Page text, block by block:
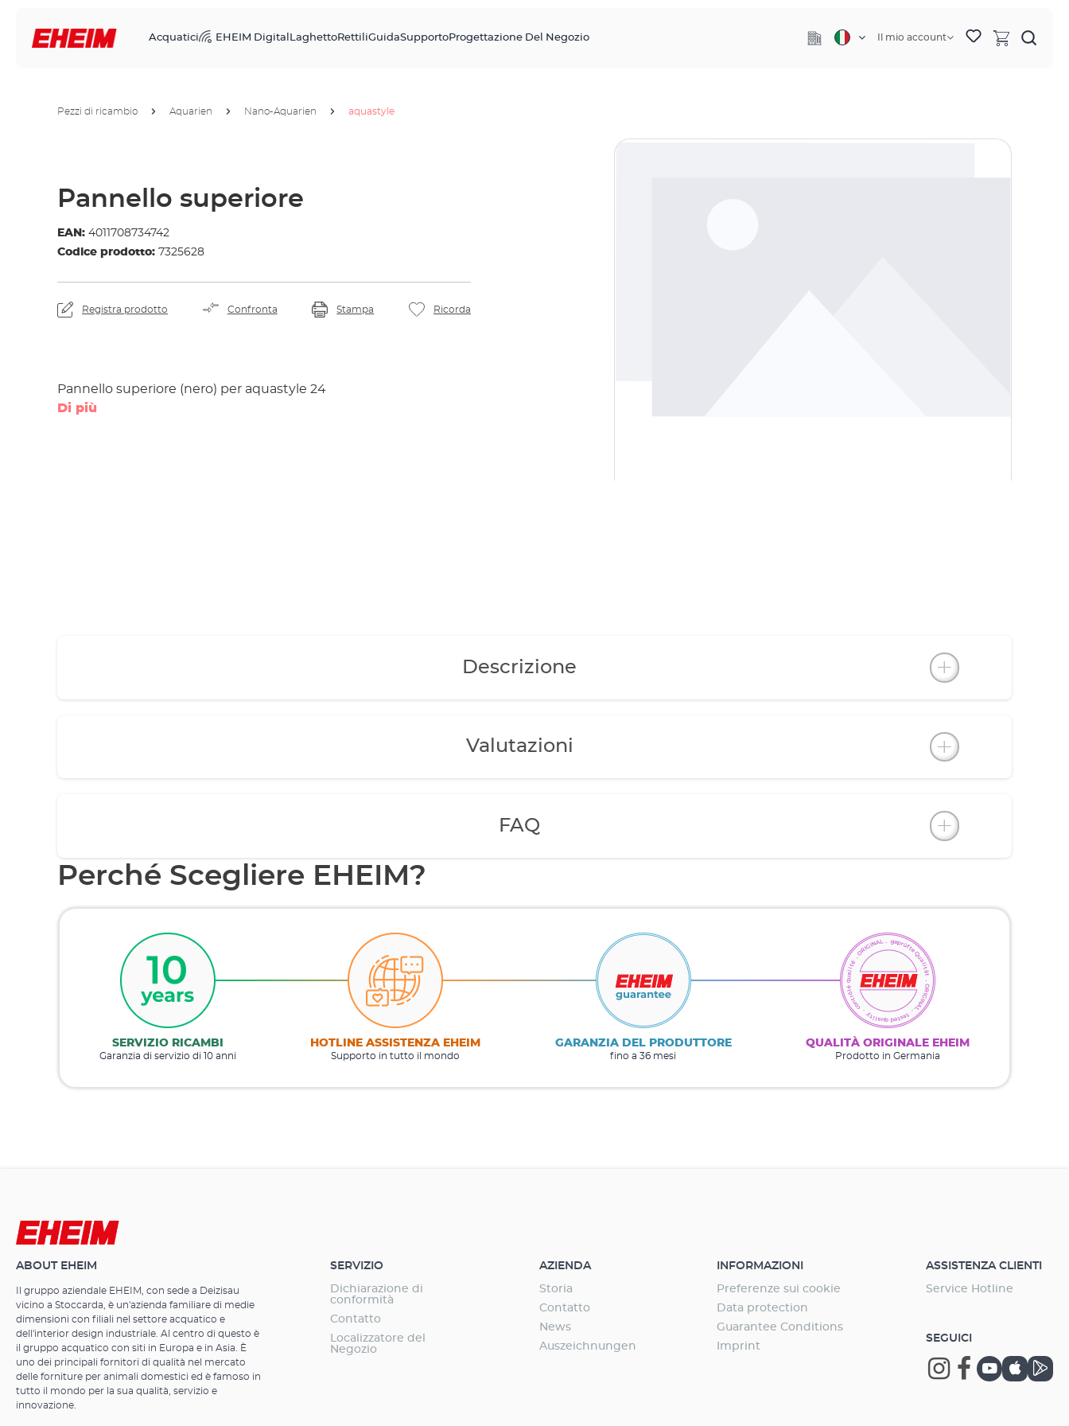
Acquatici EHEIM Digital LaghettoRettiliGuidaSupportoProgettazione Del Negozio Il mio account
Pezzi di ricambio Aquarien Nano-Aquarien aquastyle
Pannello superiore
EAN: 4011708734742
Codice prodotto: 7325628
Registra prodotto Confronta Stampa Ricorda
Pannello superiore (nero) per aquastyle 24
Di più
Descrizione
Valutazioni
FAQ
Perché Scegliere EHEIM?
SERVIZIO RICAMBI
Garanzia di servizio di 10 anni
HOTLINE ASSISTENZA EHEIM
Supporto in tutto il mondo
GARANZIA DEL PRODUTTORE
fino a 36 mesi
QUALITÀ ORIGINALE EHEIM
Prodotto in Germania
ABOUT EHEIM
Il gruppo aziendale EHEIM, con sede a Deizisau
vicino a Stoccarda, è un'azienda familiare di medie
dimensioni con filiali nel settore acquatico e
dell'interior design industriale. Al centro di questo è
il gruppo acquatico con siti in Europa e in Asia. È
uno dei principali fornitori di qualità nel mercato
delle forniture per animali domestici ed è famoso in
tutto il mondo per la sua qualità, servizio e
innovazione.
SERVIZIO
Dichiarazione di
conformità
Contatto
Localizzatore del
Negozio
AZIENDA
Storia
Contatto
News
Auszeichnungen
INFORMAZIONI
Preferenze sui cookie
Data protection
Guarantee Conditions
Imprint
ASSISTENZA CLIENTI
Service Hotline
SEGUICI